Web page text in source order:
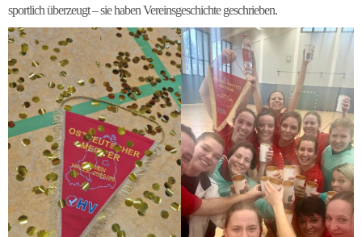
sportlich überzeugt – sie haben Vereinsgeschichte geschrieben.